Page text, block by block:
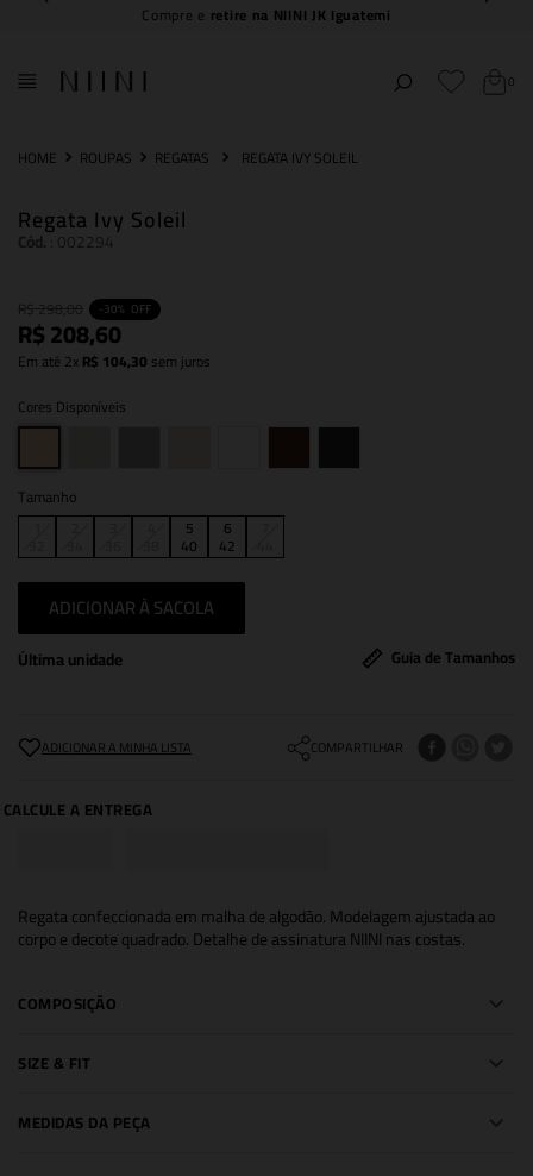
retire na NIINI JK Iguatemi
0
ROUPAS REGATAS REGATA IVY SOLEIL
Regata Ivy Soleil
Cód.:
-30% OFF
R$208,60
Em até 2xR$ 104,30 sem juros
Cores Disponíveis
Tamanho
5
40
6
42
ADICIONAR À SACOLA
Última unidade Guia de Tamanhos
COMPARTILHAR
Regata confeccionada em malha de algodão. Modelagem ajustada ao
corpo e decote quadrado. Detalhe de assinatura NIINI nas costas.
COMPOSIÇÃO
SIZE & FIT
MEDIDAS DA PEÇA